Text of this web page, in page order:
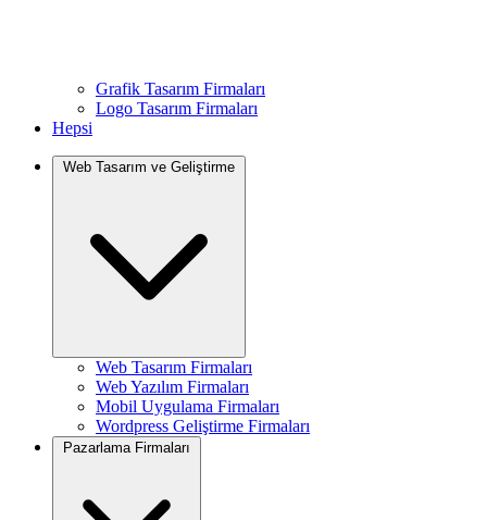
Grafik Tasarım Firmaları
Logo Tasarım Firmaları
Hepsi
Web Tasarım ve Geliştirme
Web Tasarım Firmaları
Web Yazılım Firmaları
Mobil Uygulama Firmaları
Wordpress Geliştirme Firmaları
Pazarlama Firmaları